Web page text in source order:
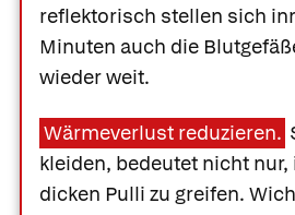
reflektorisch stellen sich
Minuten auch die
wieder weit.
Wärmeverlust reduzieren.
kleiden, bedeutet nicht
dicken Pulli zu greifen.